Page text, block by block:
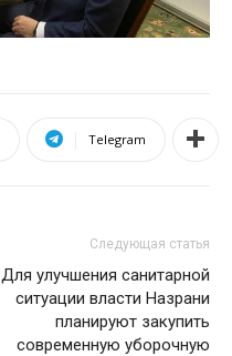
Telegram
Следующая статья
Для улучшения санитарной
ситуации власти Назрани
планируют закупить
современную уборочную